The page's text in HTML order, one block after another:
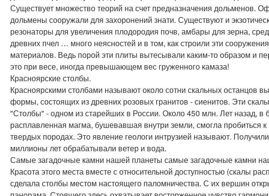
Существует множество теорий на счет предназначения дольменов.
дольмены сооружали для захоронений знати. Существуют и
резонаторы для увеличения плодородия почв, амбары для зерна,
древних пчел … много неясностей и в том, как строили эти
материалов. Ведь порой эти плиты вытесывали каким-то образом и
это при весе, иногда превышающем вес груженного камаза!
Красноярские столбы.
Красноярскими столбами называют около сотни скальных останцов
формы, состоящих из древних розовых гранитов - сиенитов. Эти
"Столбы" - одном из старейших в России. Около 450 млн. Лет назад,
расплавленная магма, бушевавшая внутри земли, смогла пробиться
твердых породах. Это явление геологи интрузией называют.
миллионы лет обрабатывали ветер и вода.
Самые загадочные камни нашей планеты самые загадочные камни
Красота этого места вместе с относительной доступностью (скалы
сделала столбы местом настоящего паломничества. С их вершин